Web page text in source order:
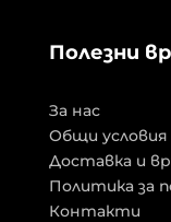
Полезни
За нас
Общи условия
Доставка и
Политика за
Контакти